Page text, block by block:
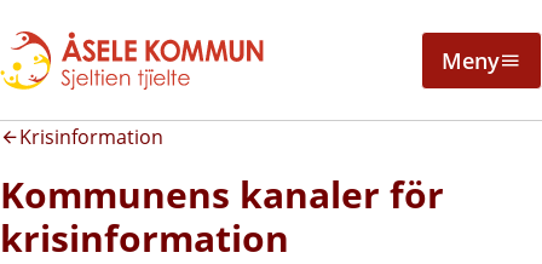
Meny
Krisinformation
Kommunens kanaler för
krisinformation